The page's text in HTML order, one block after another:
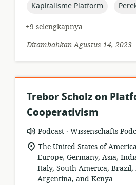
topic:
Kapitalisme Platform
+9 selengkapnya
Ditambahkan Agustus 14, 2023
Trebor Scholz on
Cooperativism
format
sumber
daya:
Podcast .
penerbit:
Wissenschafts
lokasi
relevan:
The United States of
Europe, Germany, Asia,
Italy, South America, Brazil,
Argentina, and Kenya